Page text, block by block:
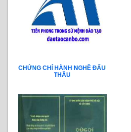
CHỨNG CHỈ HÀNH NGHỀ ĐẤU
THẦU